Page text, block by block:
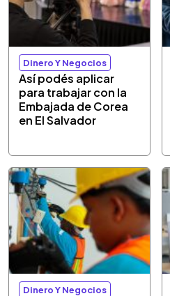
Dinero Y Negocios
Así podés aplicar
para trabajar con la
Embajada de Corea
en El Salvador
Dinero Y Negocios